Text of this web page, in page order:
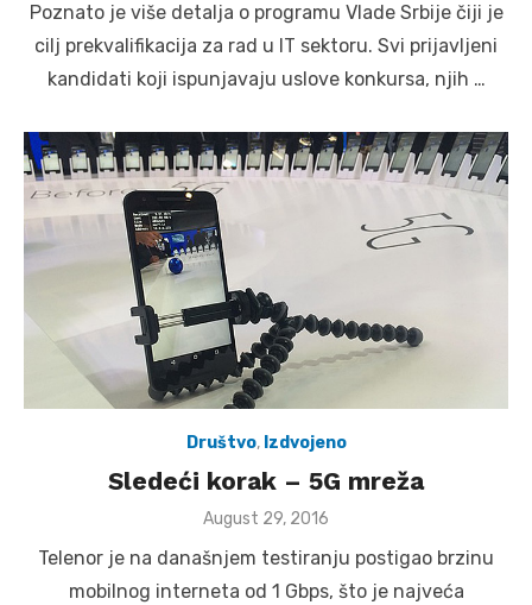
Poznato je više detalja o programu Vlade Srbije čiji je
cilj prekvalifikacija za rad u IT sektoru. Svi prijavljeni
kandidati koji ispunjavaju uslove konkursa, njih …
Društvo, Izdvojeno
Sledeći korak – 5G mreža
Posted
August 29, 2016
Telenor je na današnjem testiranju postigao brzinu
mobilnog interneta od 1 Gbps, što je najveća